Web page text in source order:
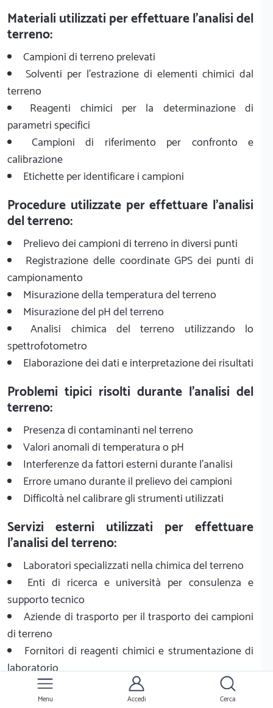
Materiali utilizzati per effettuare l'analisi del
terreno:
Campioni di terreno prelevati
Solventi per l'estrazione di elementi chimici dal
terreno
Reagenti chimici per la determinazione di
parametri specifici
Campioni di riferimento per confronto e
calibrazione
Etichette per identificare i campioni
Procedure utilizzate per effettuare l'analisi
del terreno:
Prelievo dei campioni di terreno in diversi punti
Registrazione delle coordinate GPS dei punti di
campionamento
Misurazione della temperatura del terreno
Misurazione del pH del terreno
Analisi chimica del terreno utilizzando lo
spettrofotometro
Elaborazione dei dati e interpretazione dei risultati
Problemi tipici risolti durante l'analisi del
terreno:
Presenza di contaminanti nel terreno
Valori anomali di temperatura o pH
Interferenze da fattori esterni durante l'analisi
Errore umano durante il prelievo dei campioni
Difficoltà nel calibrare gli strumenti utilizzati
Servizi esterni utilizzati per effettuare
l'analisi del terreno:
Laboratori specializzati nella chimica del terreno
Enti di ricerca e università per consulenza e
supporto tecnico
Aziende di trasporto per il trasporto dei campioni
di terreno
Fornitori di reagenti chimici e strumentazione di
laboratorio
Perché richiedere un'analisi del terreno a
Menu Accedi Cerca